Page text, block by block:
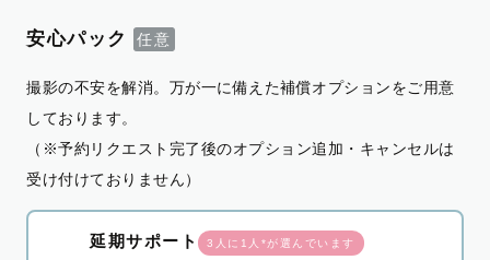
安心パック
撮影の不安を解消。万が一に備えた補償オプションをご用意
しております。
（※予約リクエスト完了後のオプション追加・キャンセルは
受け付けておりません）
延期サポート 3人に1人*が選んでいます